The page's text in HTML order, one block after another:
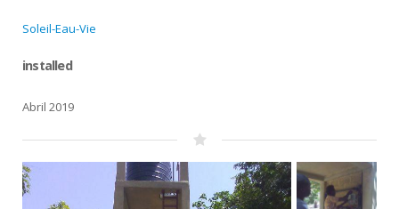
Soleil-Eau-Vie
installed
Abril 2019